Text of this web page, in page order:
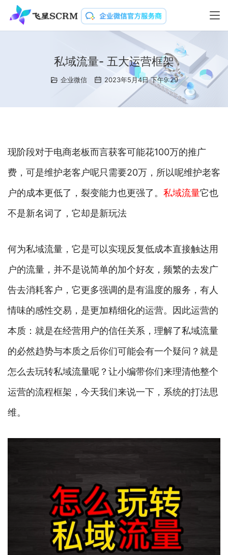
私域流量- 五大运营框架
企业微信 2023年5月4日 下午9:29
现阶段对于电商老板而言获客可能花100万的推广
费，可是维护老客户呢只需要20万，所以呢维护老客
户的成本更低了，裂变能力也更强了。 私域流量它也
不是新名词了，它却是新玩法
何为私域流量，它是可以实现反复低成本直接触达用
户的流量，并不是说简单的加个好友，频繁的去发广
告去消耗客户，它更多强调的是有温度的服务，有人
情味的感性交易，是更加精细化的运营。因此运营的
本质：就是在经营用户的信任关系，理解了私域流量
的必然趋势与本质之后你们可能会有一个疑问？就是
怎么去玩转私域流量呢？让小编带你们来理清他整个
运营的流程框架，今天我们来说一下，系统的打法思
维。